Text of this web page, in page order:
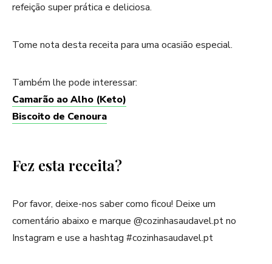
refeição super prática e deliciosa.
Tome nota desta receita para uma ocasião especial.
Também lhe pode interessar:
Camarão ao Alho (Keto)
Biscoito de Cenoura
Fez esta receita?
Por favor, deixe-nos saber como ficou! Deixe um
comentário abaixo e marque @cozinhasaudavel.pt no
Instagram e use a hashtag #cozinhasaudavel.pt